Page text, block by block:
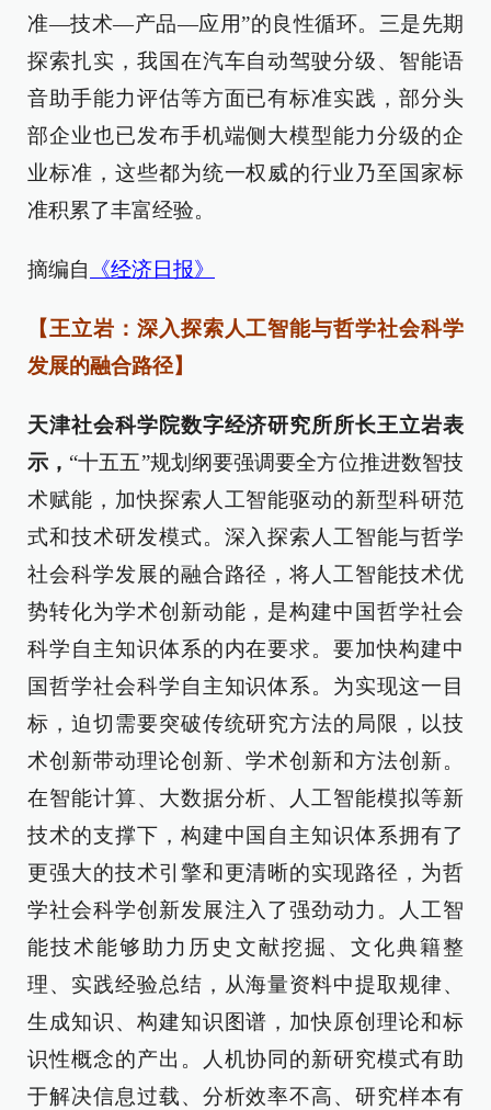
准—技术—产品—应用”的良性循环。三是先期
探索扎实，我国在汽车自动驾驶分级、智能语
音助手能力评估等方面已有标准实践，部分头
部企业也已发布手机端侧大模型能力分级的企
业标准，这些都为统一权威的行业乃至国家标
准积累了丰富经验。
摘编自 《经济日报》
【王立岩：深入探索人工智能与哲学社会科学
发展的融合路径】
天津社会科学院数字经济研究所所长王立岩表
示， “十五五”规划纲要强调要全方位推进数智技
术赋能，加快探索人工智能驱动的新型科研范
式和技术研发模式。深入探索人工智能与哲学
社会科学发展的融合路径，将人工智能技术优
势转化为学术创新动能，是构建中国哲学社会
科学自主知识体系的内在要求。要加快构建中
国哲学社会科学自主知识体系。为实现这一目
标，迫切需要突破传统研究方法的局限，以技
术创新带动理论创新、学术创新和方法创新。
在智能计算、大数据分析、人工智能模拟等新
技术的支撑下，构建中国自主知识体系拥有了
更强大的技术引擎和更清晰的实现路径，为哲
学社会科学创新发展注入了强劲动力。人工智
能技术能够助力历史文献挖掘、文化典籍整
理、实践经验总结，从海量资料中提取规律、
生成知识、构建知识图谱，加快原创理论和标
识性概念的产出。人机协同的新研究模式有助
于解决信息过载、分析效率不高、研究样本有